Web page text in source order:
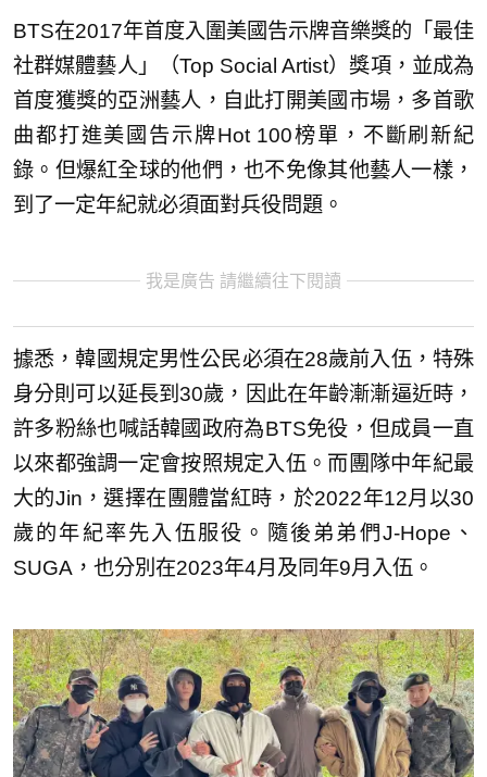
BTS在2017年首度入圍美國告示牌音樂獎的「最佳
社群媒體藝人」（Top Social Artist）獎項，並成為
首度獲獎的亞洲藝人，自此打開美國市場，多首歌
曲都打進美國告示牌Hot 100榜單，不斷刷新紀
錄。但爆紅全球的他們，也不免像其他藝人一樣，
到了一定年紀就必須面對兵役問題。
我是廣告 請繼續往下閱讀
據悉，韓國規定男性公民必須在28歲前入伍，特殊
身分則可以延長到30歲，因此在年齡漸漸逼近時，
許多粉絲也喊話韓國政府為BTS免役，但成員一直
以來都強調一定會按照規定入伍。而團隊中年紀最
大的Jin，選擇在團體當紅時，於2022年12月以30
歲的年紀率先入伍服役。隨後弟弟們J-Hope、
SUGA，也分別在2023年4月及同年9月入伍。